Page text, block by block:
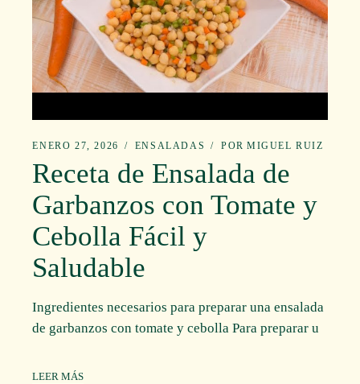
ENERO 27, 2026 ENSALADAS POR MIGUEL RUIZ
Receta de Ensalada de
Garbanzos con Tomate y
Cebolla Fácil y
Saludable
Ingredientes necesarios para preparar una ensalada
de garbanzos con tomate y cebolla Para preparar u
LEER MÁS